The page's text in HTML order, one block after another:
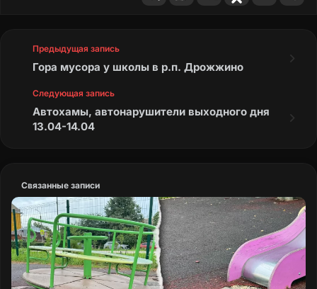
Предыдущая запись
Гора мусора у школы в р.п. Дрожжино
Следующая запись
Автохамы, автонарушители выходного дня
13.04-14.04
Связанные записи